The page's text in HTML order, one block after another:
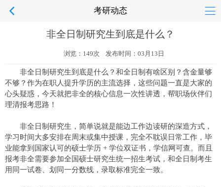
考研动态
非全日制研究生到底是什么？
浏览：149次 发布时间：03月13日
非全日制研究生到底是什么？和全日制有啥区别？含金量够
不够？作为在职人提升学历的主流选择，这些问题一直是大家的
心头疑惑，今天就把非全的核心信息一次性讲透，帮职场伙伴们
理清报考思路！
非全日制研究生，简单说就是能边工作边读研的深造方式，
学习时间大多安排在周末或集中授课，完全不耽误日常工作，毕
业能拿到国家认可的硕士学历 + 学位双证书，学信网可查。而且
报考非全需要参加全国硕士研究生统一招生考试，和全日制考生
用同一试卷、划同一分数线，录取标准完全一致。